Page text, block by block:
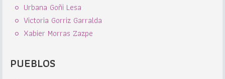
Urbana Goñi Lesa
Victoria Gorriz Garralda
Xabier Morras Zazpe
PUEBLOS